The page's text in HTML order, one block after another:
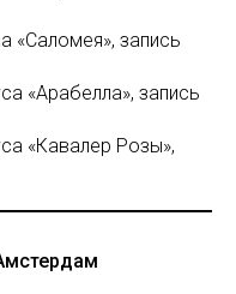
«Саломея», запись
«Арабелла», запись
«Кавалер Розы»,